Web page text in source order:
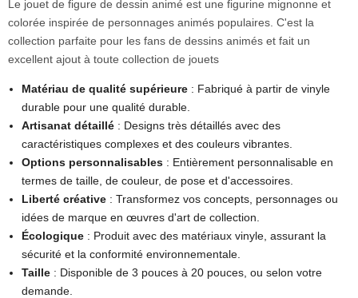
Le jouet de figure de dessin animé est une figurine mignonne et
colorée inspirée de personnages animés populaires. C'est la
collection parfaite pour les fans de dessins animés et fait un
excellent ajout à toute collection de jouets
Matériau de qualité supérieure : Fabriqué à partir de vinyle
durable pour une qualité durable.
Artisanat détaillé : Designs très détaillés avec des
caractéristiques complexes et des couleurs vibrantes.
Options personnalisables : Entièrement personnalisable en
termes de taille, de couleur, de pose et d'accessoires.
Liberté créative : Transformez vos concepts, personnages ou
idées de marque en œuvres d'art de collection.
Écologique : Produit avec des matériaux vinyle, assurant la
sécurité et la conformité environnementale.
Taille : Disponible de 3 pouces à 20 pouces, ou selon votre
demande.